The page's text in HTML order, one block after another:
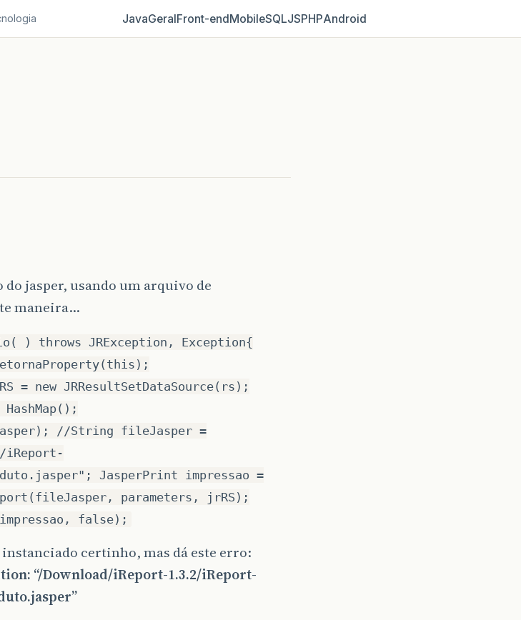
JavaGeralFront‑endMobileSQLJSPHPAndroid
jasper, usando um arquivo de
maneira…
) throws JRException, Exception{
= new JRResultSetDataSource(rs);
HashMap();
//String fileJasper =
iReport-
JasperPrint impressao =
parameters, jrRS);
false);
instanciado certinho, mas dá este erro:
“/Download/iReport-1.3.2/iReport-